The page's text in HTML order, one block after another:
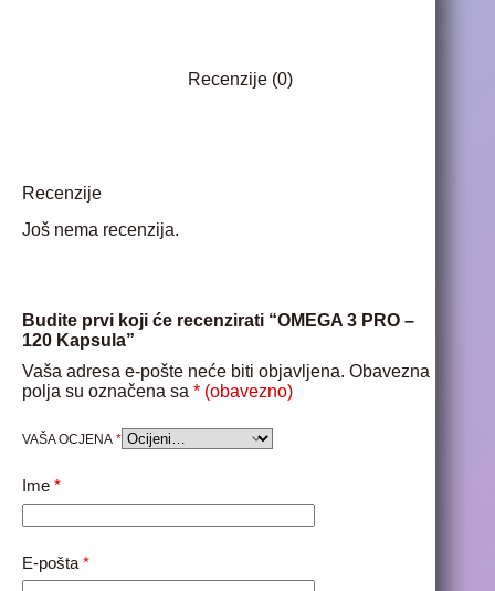
Recenzije (0)
Recenzije
Još nema recenzija.
Budite prvi koji će recenzirati “OMEGA 3 PRO –
120 Kapsula”
Vaša adresa e-pošte neće biti objavljena. Obavezna
polja su označena sa * (obavezno)
VAŠA OCJENA *
Ime *
E-pošta *